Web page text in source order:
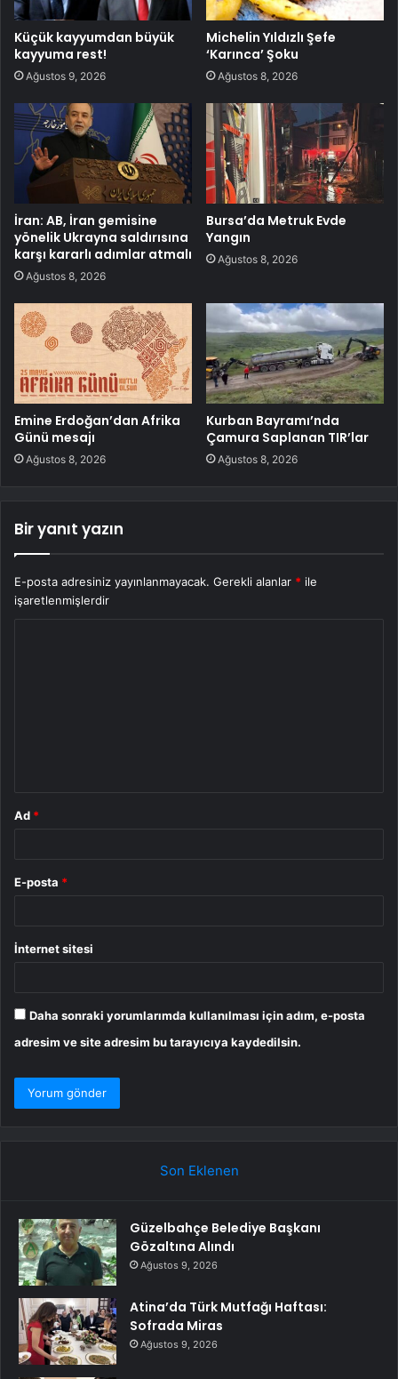
Küçük kayyumdan büyük
kayyuma rest!
Ağustos 9, 2026
Michelin Yıldızlı Şefe
‘Karınca’ Şoku
Ağustos 8, 2026
İran: AB, İran gemisine
yönelik Ukrayna saldırısına
karşı kararlı adımlar atmalı
Ağustos 8, 2026
Bursa’da Metruk Evde
Yangın
Ağustos 8, 2026
Emine Erdoğan’dan Afrika
Günü mesajı
Ağustos 8, 2026
Kurban Bayramı’nda
Çamura Saplanan TIR’lar
Ağustos 8, 2026
Bir yanıt yazın
E-posta adresiniz yayınlanmayacak. Gerekli alanlar * ile
işaretlenmişlerdir
Ad *
E-posta *
İnternet sitesi
Daha sonraki yorumlarımda kullanılması için adım, e-posta
adresim ve site adresim bu tarayıcıya kaydedilsin.
Son Eklenen
Güzelbahçe Belediye Başkanı
Gözaltına Alındı
Ağustos 9, 2026
Atina’da Türk Mutfağı Haftası:
Sofrada Miras
Ağustos 9, 2026